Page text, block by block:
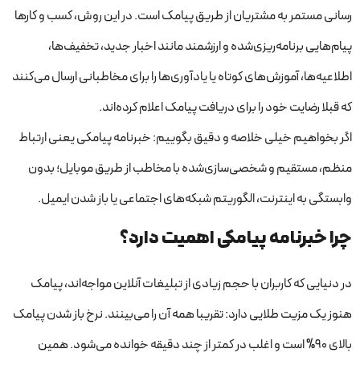
رسانی مستمر به مشتریان از طریق پیامک است. در این روش، کسب و کارها
پیام‌هایی برنامه‌ریزی‌شده و ارزشمند مانند اخبار جدید، تخفیف‌ها،
اطلاعیه‌ها، آموزش‌های کوتاه یا یادآوری‌ها را برای مخاطبانی ارسال می‌کنند
که قبلا رضایت خود را برای دریافت پیامک اعلام کرده‌اند.
اگر بخواهیم خیلی خلاصه و دقیق بگوییم: خبرنامه پیامکی یعنی ارتباط
منظم، مستقیم و شخصی‌سازی‌شده با مخاطب از طریق موبایل؛ بدون
وابستگی به اینترنت، الگوریتم شبکه‌های اجتماعی یا باز شدن ایمیل.
چرا خبرنامه پیامکی اهمیت دارد؟
در دنیایی که کاربران با حجم زیادی از تبلیغات آنلاین مواجه‌اند، پیامک
هنوز یک مزیت طلایی دارد: تقریبا همه آن را می‌بینند. نرخ باز شدن پیامک
بالای 90% است و اغلب در کمتر از چند دقیقه خوانده می‌شود. همین